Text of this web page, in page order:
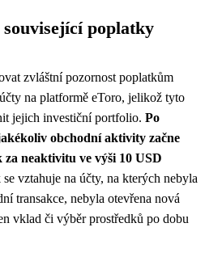
poplatky
zvláštní pozornost poplatkům
na platformě eToro, jelikož tyto
jejich investiční portfolio. Po
obchodní aktivity začne
neaktivitu ve výši 10 USD
vztahuje na účty, na kterých nebyla
transakce, nebyla otevřena nová
vklad či výběr prostředků po dobu